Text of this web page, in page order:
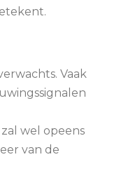
Vaak
wel opeens
van de